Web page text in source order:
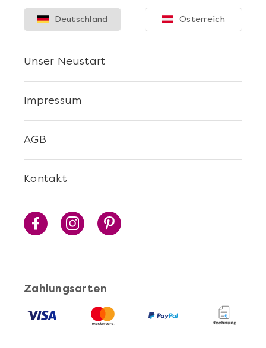
Zahlungsarten
Kontakt
AGB
Impressum
Unser Neustart
Deutschland Österreich